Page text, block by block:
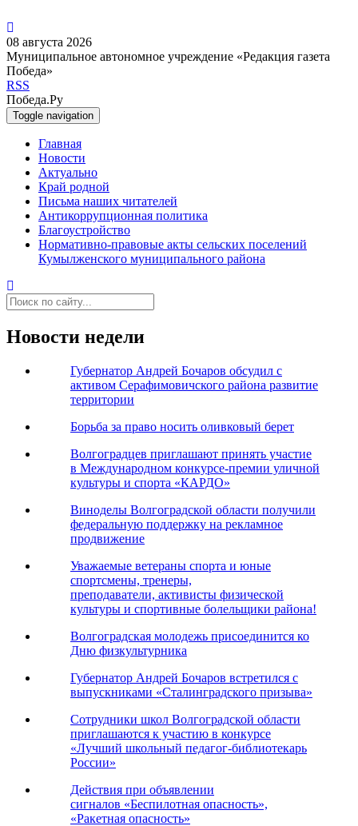
08 августа 2026
Муниципальное автономное учреждение «Редакция газета
Победа»
RSS
Победа.Ру
Toggle navigation
Главная
Новости
Актуально
Край родной
Письма наших читателей
Антикоррупционная политика
Благоустройство
Нормативно-правовые акты сельских поселений
Кумылженского муниципального района
Новости недели
Губернатор Андрей Бочаров обсудил с
активом Серафимовичского района развитие
территории
Борьба за право носить оливковый берет
Волгоградцев приглашают принять участие
в Международном конкурсе-премии уличной
культуры и спорта «КАРДО»
Виноделы Волгоградской области получили
федеральную поддержку на рекламное
продвижение
Уважаемые ветераны спорта и юные
спортсмены, тренеры,
преподаватели, активисты физической
культуры и спортивные болельщики района!
Волгоградская молодежь присоединится ко
Дню физкультурника
Губернатор Андрей Бочаров встретился с
выпускниками «Сталинградского призыва»
Сотрудники школ Волгоградской области
приглашаются к участию в конкурсе
«Лучший школьный педагог-библиотекарь
России»
Действия при объявлении
сигналов «Беспилотная опасность»,
«Ракетная опасность»